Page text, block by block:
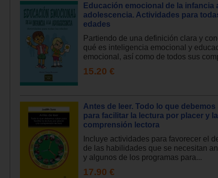
Educación emocional de la infancia
adolescencia. Actividades para
edades
Partiendo de una definición clara y
qué es inteligencia emocional y
emocional, así como de todos sus
15.20 €
Antes de leer. Todo lo que debemos
para facilitar la lectura por placer y la
comprensión lectora
Incluye actividades para favorecer el
de las habilidades que se necesitan
y algunos de los programas para...
17.90 €